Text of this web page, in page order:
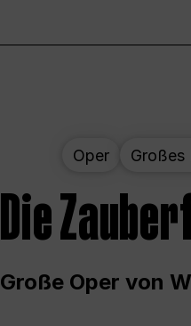
Oper Großes
Die
Große Oper von